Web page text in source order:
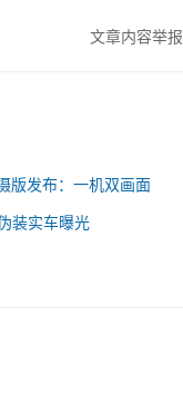
文章内容举报
版发布：一机双画面
装实车曝光